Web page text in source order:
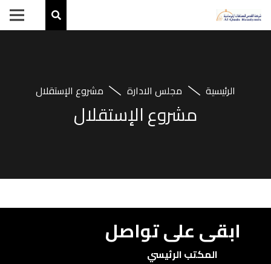
الرئيسية مجلس الادارة مشروع الإستقلال
مشروع الإستقلال
ابقى على تواصل
المكتب الرئيسي